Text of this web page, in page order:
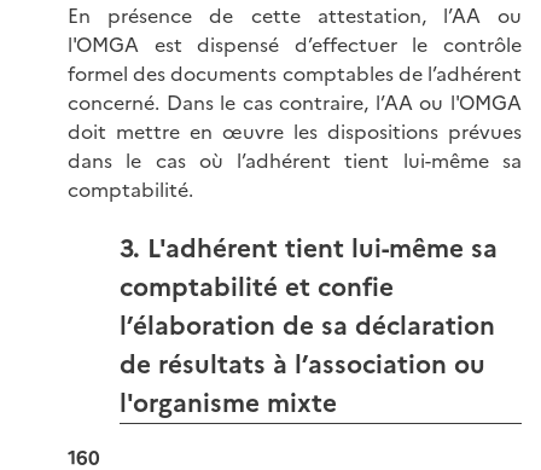
En présence de cette attestation, l’AA ou
l'OMGA est dispensé d’effectuer le contrôle
formel des documents comptables de l’adhérent
concerné. Dans le cas contraire, l’AA ou l'OMGA
doit mettre en œuvre les dispositions prévues
dans le cas où l’adhérent tient lui-même sa
comptabilité.
3. L'adhérent tient lui-même sa
comptabilité et confie
l’élaboration de sa déclaration
de résultats à l’association ou
l'organisme mixte
160